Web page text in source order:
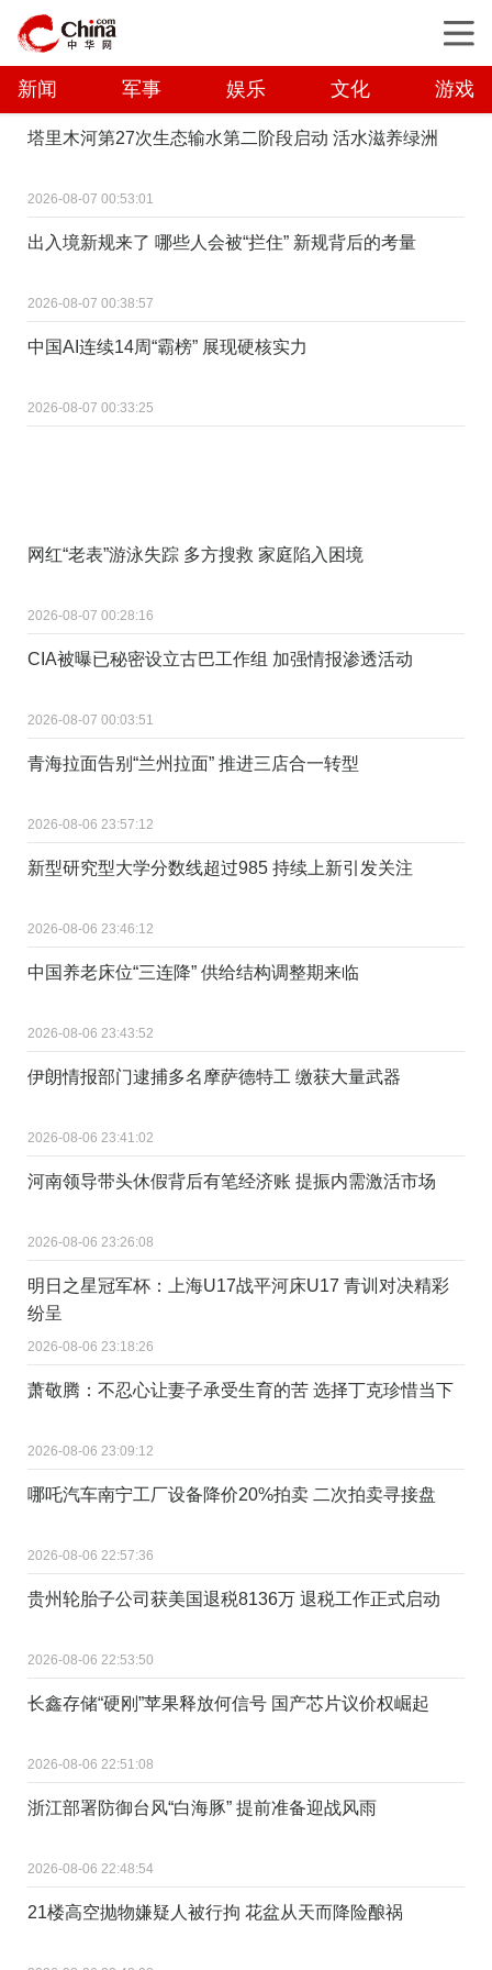
新闻 军事 娱乐 文化 游戏
塔里木河第27次生态输水第二阶段启动 活水滋养绿洲
2026-08-07 00:53:01
出入境新规来了 哪些人会被“拦住” 新规背后的考量
2026-08-07 00:38:57
中国AI连续14周“霸榜” 展现硬核实力
2026-08-07 00:33:25
网红“老表”游泳失踪 多方搜救 家庭陷入困境
2026-08-07 00:28:16
CIA被曝已秘密设立古巴工作组 加强情报渗透活动
2026-08-07 00:03:51
青海拉面告别“兰州拉面” 推进三店合一转型
2026-08-06 23:57:12
新型研究型大学分数线超过985 持续上新引发关注
2026-08-06 23:46:12
中国养老床位“三连降” 供给结构调整期来临
2026-08-06 23:43:52
伊朗情报部门逮捕多名摩萨德特工 缴获大量武器
2026-08-06 23:41:02
河南领导带头休假背后有笔经济账 提振内需激活市场
2026-08-06 23:26:08
明日之星冠军杯：上海U17战平河床U17 青训对决精彩
纷呈
2026-08-06 23:18:26
萧敬腾：不忍心让妻子承受生育的苦 选择丁克珍惜当下
2026-08-06 23:09:12
哪吒汽车南宁工厂设备降价20%拍卖 二次拍卖寻接盘
2026-08-06 22:57:36
贵州轮胎子公司获美国退税8136万 退税工作正式启动
2026-08-06 22:53:50
长鑫存储“硬刚”苹果释放何信号 国产芯片议价权崛起
2026-08-06 22:51:08
浙江部署防御台风“白海豚” 提前准备迎战风雨
2026-08-06 22:48:54
21楼高空抛物嫌疑人被行拘 花盆从天而降险酿祸